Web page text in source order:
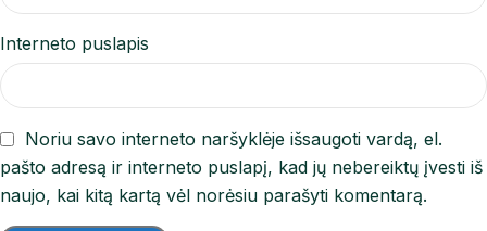
Interneto puslapis
Noriu savo interneto naršyklėje išsaugoti vardą, el.
pašto adresą ir interneto puslapį, kad jų nebereiktų įvesti iš
naujo, kai kitą kartą vėl norėsiu parašyti komentarą.